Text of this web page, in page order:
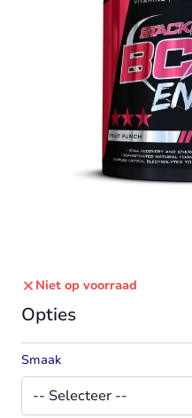
Niet op voorraad
Opties
Smaak